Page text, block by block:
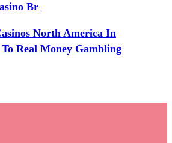
Br
North America In
Real Money Gambling